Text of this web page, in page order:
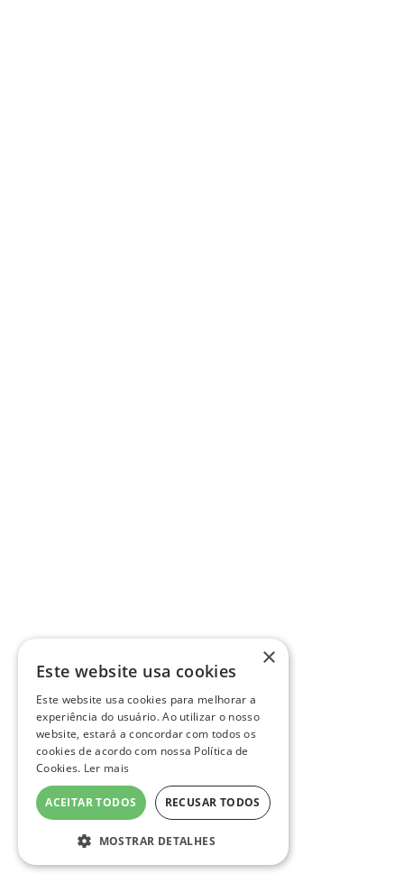
×
Este website usa cookies
Este website usa cookies para melhorar a
experiência do usuário. Ao utilizar o nosso
website, estará a concordar com todos os
cookies de acordo com nossa Política de
Cookies. Ler mais
ACEITAR TODOS RECUSAR TODOS
MOSTRAR DETALHES